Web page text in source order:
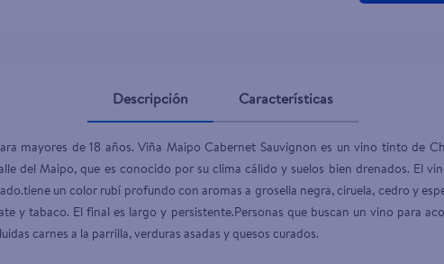
Descripción Características
mayores de 18 años. Viña Maipo Cabernet Sauvignon es un vino tinto de
del Maipo, que es conocido por su clima cálido y suelos bien drenados. El
un color rubí profundo con aromas a grosella negra, ciruela, cedro y
y tabaco. El final es largo y persistente.Personas que buscan un vino para
carnes a la parrilla, verduras asadas y quesos curados.